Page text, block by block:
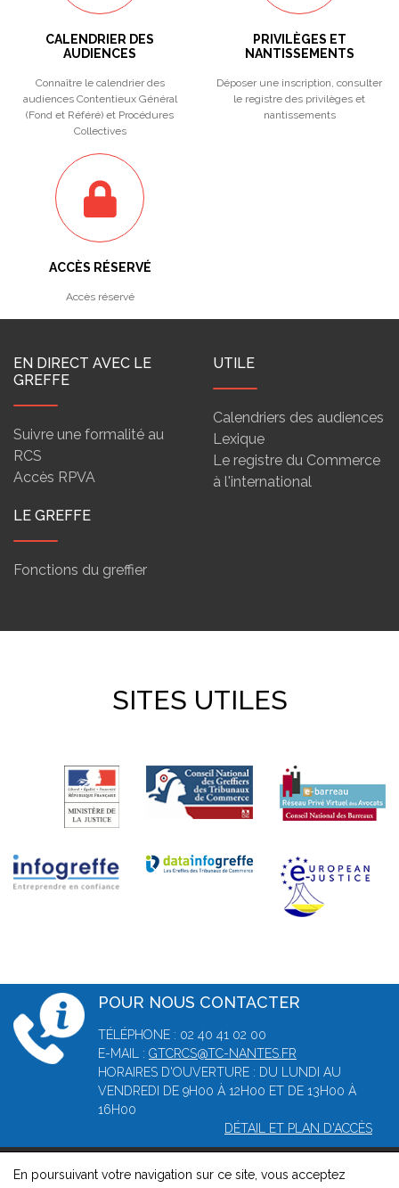
CALENDRIER DES
AUDIENCES
Connaître le calendrier des
audiences Contentieux Général
(Fond et Référé) et Procédures
Collectives
PRIVILÈGES ET
NANTISSEMENTS
Déposer une inscription, consulter
le registre des privilèges et
nantissements
ACCÈS RÉSERVÉ
Accès réservé
EN DIRECT AVEC LE
GREFFE
Suivre une formalité au
RCS
Accès RPVA
UTILE
Calendriers des audiences
Lexique
Le registre du Commerce
à l'international
LE GREFFE
Fonctions du greffier
SITES UTILES
POUR NOUS CONTACTER
TÉLÉPHONE : 02 40 41 02 00
E-MAIL : GTCRCS@TC-NANTES.FR
HORAIRES D'OUVERTURE : DU LUNDI AU
VENDREDI DE 9H00 À 12H00 ET DE 13H00 À
16H00
DÉTAIL ET PLAN D'ACCÈS
© 2026, Greffe du tribunal de commerce de Nantes -Mentions
En poursuivant votre navigation sur ce site, vous acceptez